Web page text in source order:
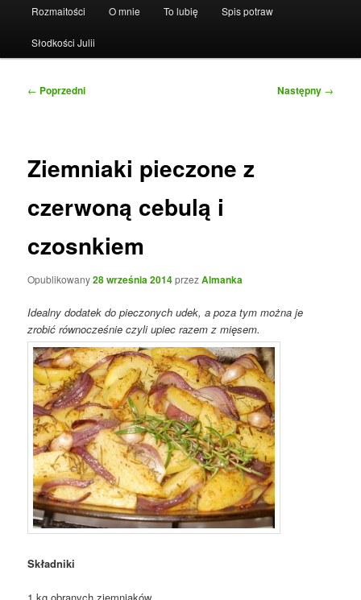
Rozmaitości O mnie To lubię Spis potraw
Słodkości Julii
Nawigacja
← Poprzedni Następny →
Ziemniaki pieczone z
czerwoną cebulą i
czosnkiem
Opublikowany28 września 2014przezAlmanka
Idealny dodatek do pieczonych udek, a poza tym można je
zrobić równocześnie czyli upiec razem z mięsem.
Składniki